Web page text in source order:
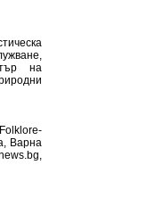
,
на
Folklore-
, Варна
,